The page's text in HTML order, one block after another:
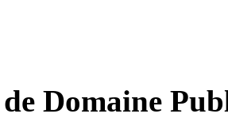
Domaine